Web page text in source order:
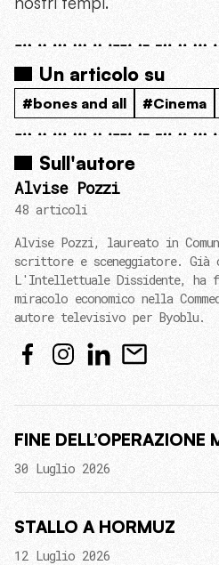
Un articolo su
#bones and all #Cinema
Sull'autore
Alvise Pozzi
48 articoli
Alvise Pozzi, laureato in
scrittore e sceneggiatore. Già
L'Intellettuale Dissidente, ha
miracolo economico nella
autore televisivo per Byoblu.
FINE DELL’OPERAZIONE
30 Luglio 2026
STALLO A HORMUZ
12 Luglio 2026